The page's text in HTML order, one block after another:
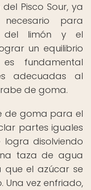
Pisco Sour, ya
para
del limón y el
un equilibrio
fundamental
adecuadas al
de goma.
de goma para el
partes iguales
disolviendo
taza de agua
que el azúcar se
Una vez enfriado,